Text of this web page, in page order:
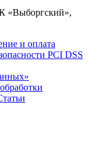
«Выборгский»,
и оплата
PCI DSS